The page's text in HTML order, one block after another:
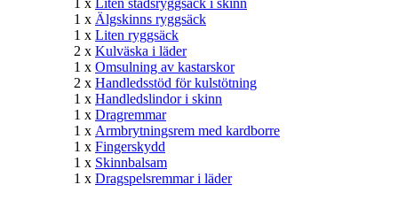
1 x Älgskinns ryggsäck
1 x Liten ryggsäck
2 x Kulväska i läder
1 x Omsulning av kastarskor
2 x Handledsstöd för kulstötning
1 x Handledslindor i skinn
1 x Dragremmar
1 x Armbrytningsrem med kardborre
1 x Fingerskydd
1 x Skinnbalsam
1 x Dragspelsremmar i läder